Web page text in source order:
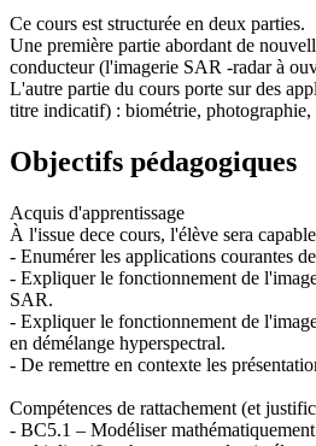
Ce cours est structurée en deux parties.
Une première partie abordant de
conducteur (l'imagerie SAR -radar à
L'autre partie du cours porte sur des
titre indicatif) : biométrie,
Objectifs pédagogiques
Acquis d'apprentissage
À l'issue dece cours, l'élève sera
- Enumérer les applications courantes
- Expliquer le fonctionnement de
SAR.
- Expliquer le fonctionnement de
en démélange hyperspectral.
- De remettre en contexte les
Compétences de rattachement (et
- BC5.1 – Modéliser